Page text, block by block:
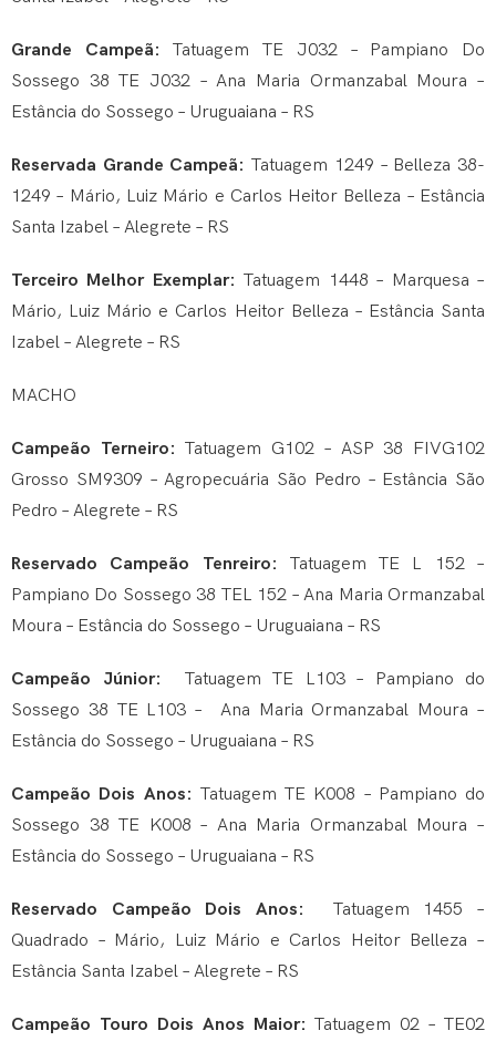
Grande Campeã:Tatuagem TE J032 – Pampiano Do
Sossego 38 TE J032 – Ana Maria Ormanzabal Moura –
Estância do Sossego – Uruguaiana – RS
Reservada Grande Campeã:Tatuagem 1249 – Belleza 38-
1249 – Mário, Luiz Mário e Carlos Heitor Belleza – Estância
Santa Izabel – Alegrete – RS
Terceiro Melhor Exemplar: Tatuagem 1448 – Marquesa –
Mário, Luiz Mário e Carlos Heitor Belleza – Estância Santa
Izabel – Alegrete – RS
MACHO
Campeão Terneiro:Tatuagem G102 – ASP 38 FIVG102
Grosso SM9309 – Agropecuária São Pedro – Estância São
Pedro – Alegrete – RS
Reservado Campeão Tenreiro: Tatuagem TE L 152 –
Pampiano Do Sossego 38 TEL 152 – Ana Maria Ormanzabal
Moura – Estância do Sossego – Uruguaiana – RS
Campeão Júnior:
Tatuagem TE L103 – Pampiano do
Sossego 38 TE L103 – Ana Maria Ormanzabal Moura –
Estância do Sossego – Uruguaiana – RS
Campeão Dois Anos: Tatuagem TE K008 – Pampiano do
Sossego 38 TE K008 – Ana Maria Ormanzabal Moura –
Estância do Sossego – Uruguaiana – RS
Reservado Campeão Dois Anos:
Tatuagem 1455 –
Quadrado – Mário, Luiz Mário e Carlos Heitor Belleza –
Estância Santa Izabel – Alegrete – RS
Campeão Touro Dois Anos Maior:Tatuagem 02 – TE02